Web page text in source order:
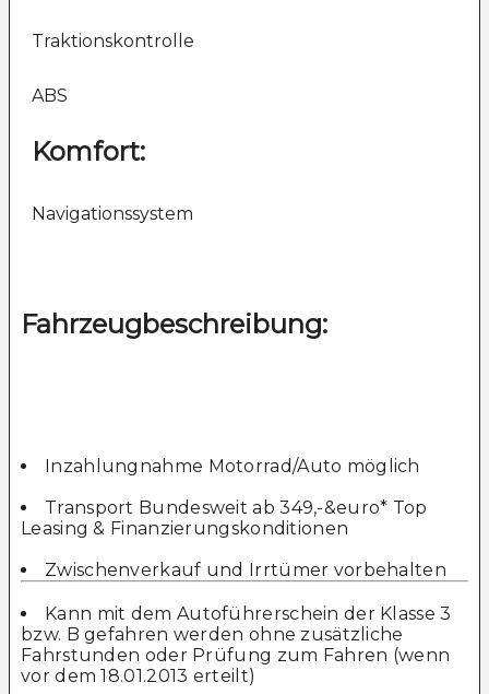
Traktionskontrolle
ABS
Komfort:
Navigationssystem
Fahrzeugbeschreibung:
Inzahlungnahme Motorrad/Auto möglich
Transport Bundesweit ab 349,-&euro* Top
Leasing & Finanzierungskonditionen
Zwischenverkauf und Irrtümer vorbehalten
Kann mit dem Autoführerschein der Klasse 3
bzw. B gefahren werden ohne zusätzliche
Fahrstunden oder Prüfung zum Fahren (wenn
vor dem 18.01.2013 erteilt)